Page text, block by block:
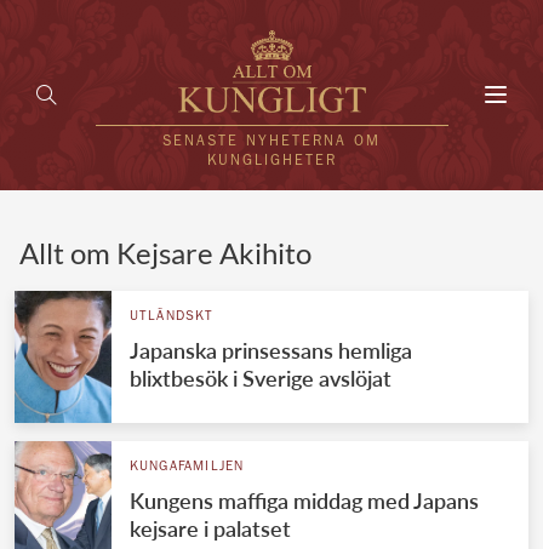
SENASTE NYHETERNA OM
KUNGLIGHETER
UTLÄNDSKT
VÄRLDENS KUNGAHUS
Svenska kungahuset
Brittiska kungahuset
REDAKTION
Allt om Kejsare Akihito
UTLÄNDSKT
Japanska prinsessans hemliga
blixtbesök i Sverige avslöjat
KUNGAFAMILJEN
Kungens maffiga middag med Japans
kejsare i palatset